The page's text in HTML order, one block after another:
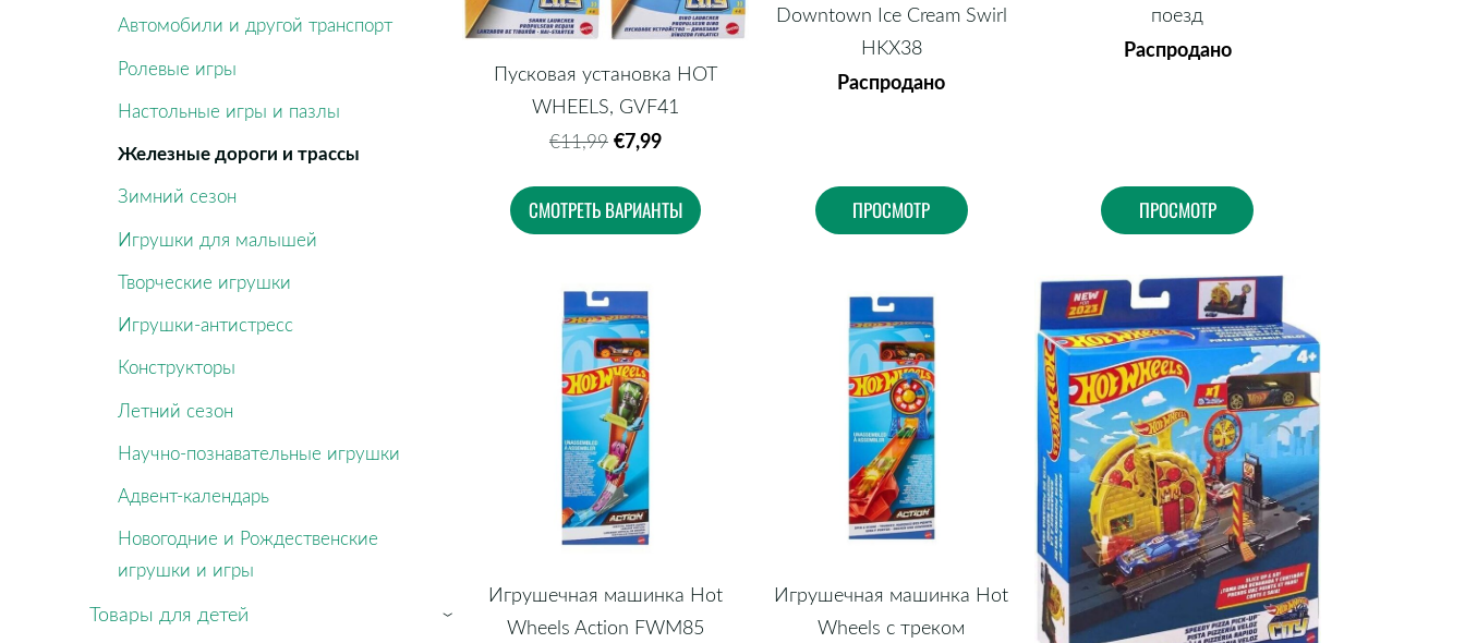
Автомобили и другой транспорт
Ролевые игры
Настольные игры и пазлы
Железные дороги и трассы
Зимний сезон
Игрушки для малышей
Творческие игрушки
Игрушки-антистресс
Конструкторы
Летний сезон
Научно-познавательные игрушки
Адвент-календарь
Новогодние и Рождественские
игрушки и игры
Товары для детей ›
Пусковая установка HOT
WHEELS, GVF41
€11,99 €7,99
СМОТРЕТЬ ВАРИАНТЫ
Downtown Ice Cream Swirl
HKX38
Распродано
ПРОСМОТР
поезд
Распродано
ПРОСМОТР
Игрушечная машинка Hot
Wheels Action FWM85
Игрушечная машинка Hot
Wheels с треком